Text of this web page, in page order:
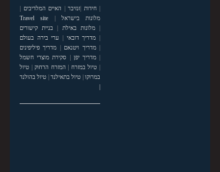
|חידות זנזיבר האיים המלדיבים
מלונות בישראל
Travel site
|מלונות באילת
בניית קישורים
מדריך דובאי
ערי בירה בעולם
|מדריך ויטנאם
מדריך פיליפינים
|מדריך יפן
סקירת מוצרי חשמל
טיול במזרח המזרח הרחוק| טיול
במרוקו| טיול בתאילנד| טיול בהולנד